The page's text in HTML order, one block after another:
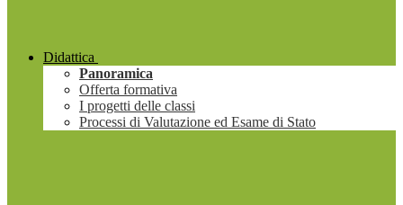
Didattica
Panoramica
Offerta formativa
I progetti delle classi
Processi di Valutazione ed Esame di Stato